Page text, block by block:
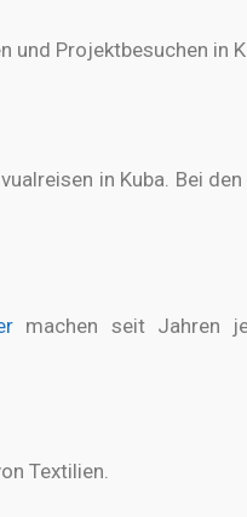
und Projektbesuchen in
in Kuba. Bei den
rmachen seit Jahren
Textilien.